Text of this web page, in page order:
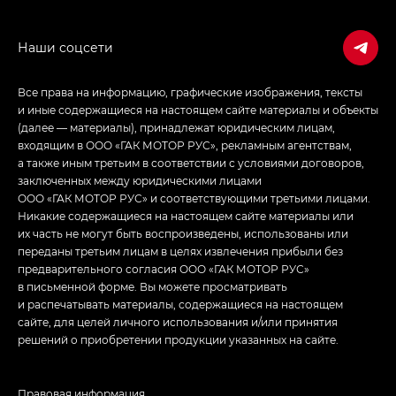
Все права на информацию, графические изображения, тексты
и иные содержащиеся на настоящем сайте материалы и объекты
(далее — материалы), принадлежат юридическим лицам,
входящим в ООО «ГАК МОТОР РУС», рекламным агентствам,
а также иным третьим в соответствии с условиями договоров,
заключенных между юридическими лицами
ООО «ГАК МОТОР РУС» и соответствующими третьими лицами.
Никакие содержащиеся на настоящем сайте материалы или
их часть не могут быть воспроизведены, использованы или
переданы третьим лицам в целях извлечения прибыли без
предварительного согласия ООО «ГАК МОТОР РУС»
в письменной форме. Вы можете просматривать
и распечатывать материалы, содержащиеся на настоящем
сайте, для целей личного использования и/или принятия
решений о приобретении продукции указанных на сайте.